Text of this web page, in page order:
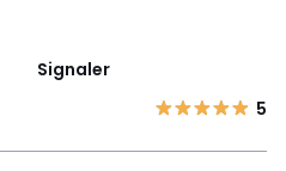
Signaler
5